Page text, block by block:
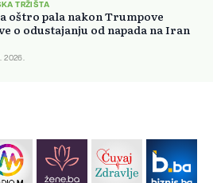
TRŽIŠTA
oštro pala nakon Trumpove
o odustajanju od napada na Iran
2026.